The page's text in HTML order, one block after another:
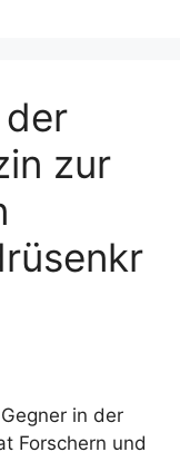
zur
in der
Forschern und